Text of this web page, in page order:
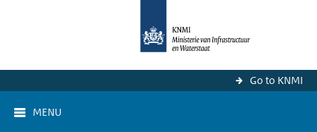
Go to KNMI
MENU